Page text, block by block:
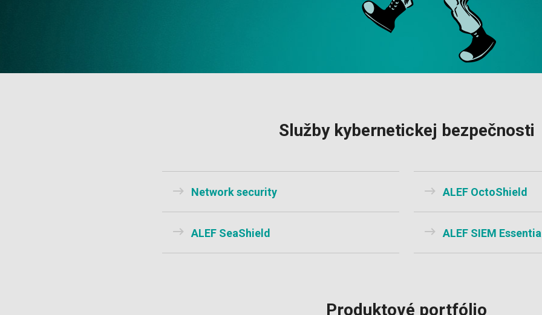
Služby kybernetickej bezpečnosti
Network security ALEF OctoShield
ALEF SeaShield ALEF SIEM
Produktové portfólio